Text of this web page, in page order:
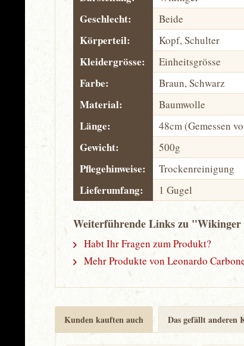
Geschlecht: Beide
Körperteil: Kopf, Schulter
Kleidergrösse: Einheitsgrösse
Farbe: Braun, Schwarz
Material: Baumwolle
Länge: 48cm (Gemessen
Gewicht: 500g
Pflegehinweise: Trockenreinigung
Lieferumfang: 1 Gugel
Weiterführende Links zu "Wikinger
Habt Ihr Fragen zum Produkt?
Mehr Produkte von Leonardo
Kunden kauften auch Das gefällt anderen